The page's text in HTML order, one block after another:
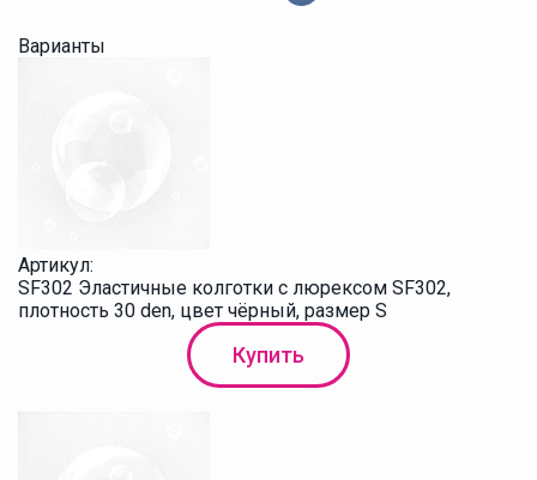
Варианты
Артикул:
SF302 Эластичные колготки с люрексом SF302,
плотность 30 den, цвет чёрный, размер S
Купить